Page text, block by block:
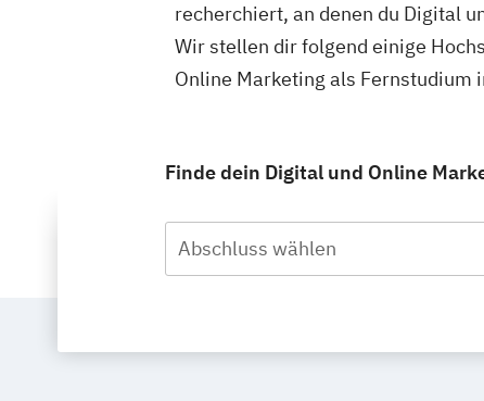
recherchiert, an denen du Digital
Wir stellen dir folgend einige
Online Marketing als Fernstudium
Finde dein Digital und Online
Abschluss wählen